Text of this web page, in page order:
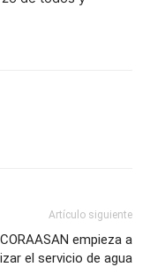
Artículo siguiente
CORAASAN empieza a
el servicio de agua